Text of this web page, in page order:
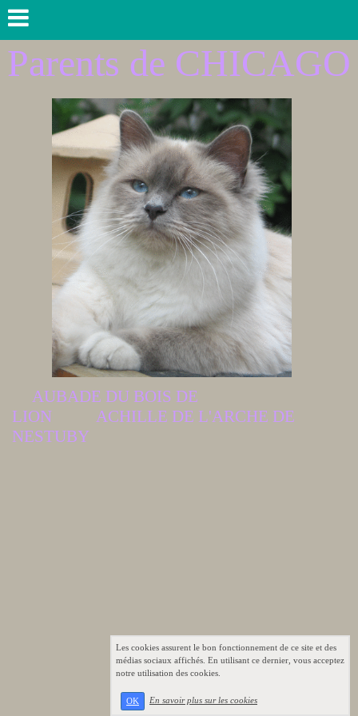
Parents de CHICAGO
AUBADE DU BOIS DE
LION ACHILLE DE L'ARCHE DE
NESTUBY
Les cookies assurent le bon fonctionnement de ce site et des
médias sociaux affichés. En utilisant ce dernier, vous acceptez
notre utilisation des cookies.
OK En savoir plus sur les cookies